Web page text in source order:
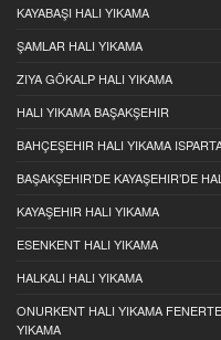
KAYABAŞI HALI YIKAMA
ŞAMLAR HALI YIKAMA
ZIYA GÖKALP HALI YIKAMA
HALI YIKAMA BAŞAKŞEHIR
BAHÇEŞEHIR HALI YIKAMA
BAŞAKŞEHIR’DE KAYAŞEHIR’DE
KAYAŞEHIR HALI YIKAMA
ESENKENT HALI YIKAMA
HALKALI HALI YIKAMA
ONURKENT HALI YIKAMA
YIKAMA